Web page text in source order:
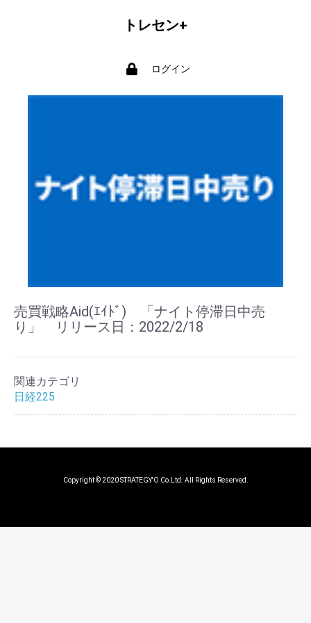
トレセン+
ログイン
売買戦略Aid(ｴｲﾄﾞ) 「ナイト停滞日中売
り」 リリース日：2022/2/18
関連カテゴリ
日経225
Copyright © 2020 STRATEGY'O Co.Ltd. All Rights Reserved.